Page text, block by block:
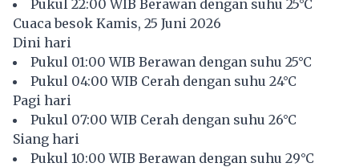
Pukul 22:00 WIB Berawan dengan suhu 25°C
Cuaca besok Kamis, 25 Juni 2026
Dini hari
Pukul 01:00 WIB Berawan dengan suhu 25°C
Pukul 04:00 WIB Cerah dengan suhu 24°C
Pagi hari
Pukul 07:00 WIB Cerah dengan suhu 26°C
Siang hari
Pukul 10:00 WIB Berawan dengan suhu 29°C